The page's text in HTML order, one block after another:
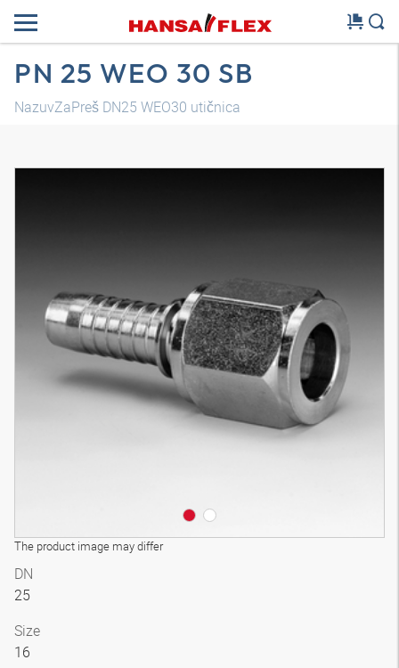
PN 25 WEO 30 SB
NazuvZaPreš DN25 WEO30 utičnica
The product image may differ
DN
25
Size
16